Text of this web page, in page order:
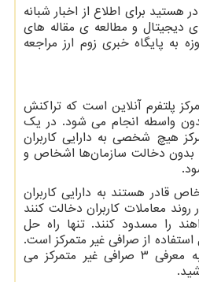
هستید برای اطلاع از اخبار شبانه
دیجیتال و مطالعه ی مقاله های
به پایگاه خبری زوم ارز مراجعه
پلتفرم آنلاین است که تراکنش
واسطه انجام می شود. در یک
هیچ شخصی به دارایی کاربران
بدون دخالت سازمان‌ها اشخاص و
قادر هستند به دارایی کاربران
معاملات کاربران دخالت کنند
را مسدود کنند. تنها راه حل
از صرافی غیر متمرکز است.
ما تیم زوم ارز در ادامه به معرفی ۳ صرافی غیر متمرکز می